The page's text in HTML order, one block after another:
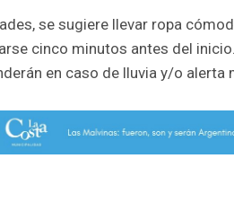
se sugiere llevar ropa
cinco minutos antes del
en caso de lluvia y/o alerta